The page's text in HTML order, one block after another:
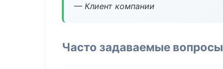
— Клиент компании
Часто задаваемые вопросы